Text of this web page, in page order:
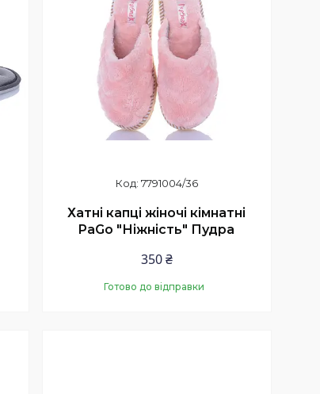
7791004/36
Хатні капці жіночі кімнатні
PaGo "Ніжність" Пудра
350 ₴
Готово до відправки